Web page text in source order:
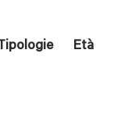
Tipologie Età